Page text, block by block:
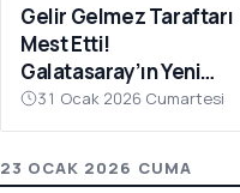
Gelir Gelmez Taraftarı
Mest Etti!
Galatasaray’ın Yeni
Transferi Noa Lang’dan
Olay Çağrı
31 Ocak 2026 Cumartesi
23 OCAK 2026 CUMA